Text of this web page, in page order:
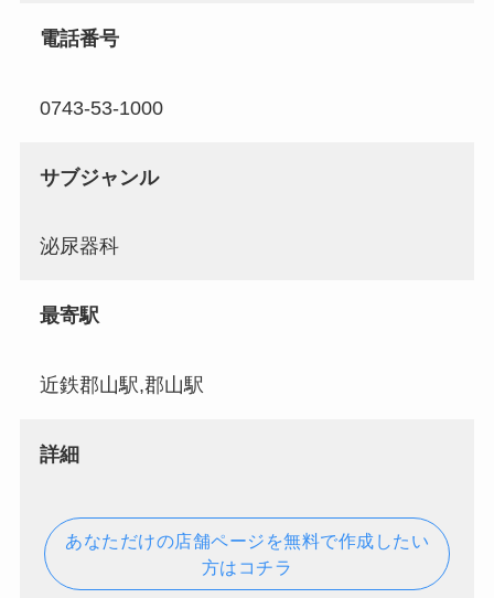
電話番号
0743-53-1000
サブジャンル
泌尿器科
最寄駅
近鉄郡山駅,郡山駅
詳細
あなただけの店舗ページを無料で作成したい
方はコチラ